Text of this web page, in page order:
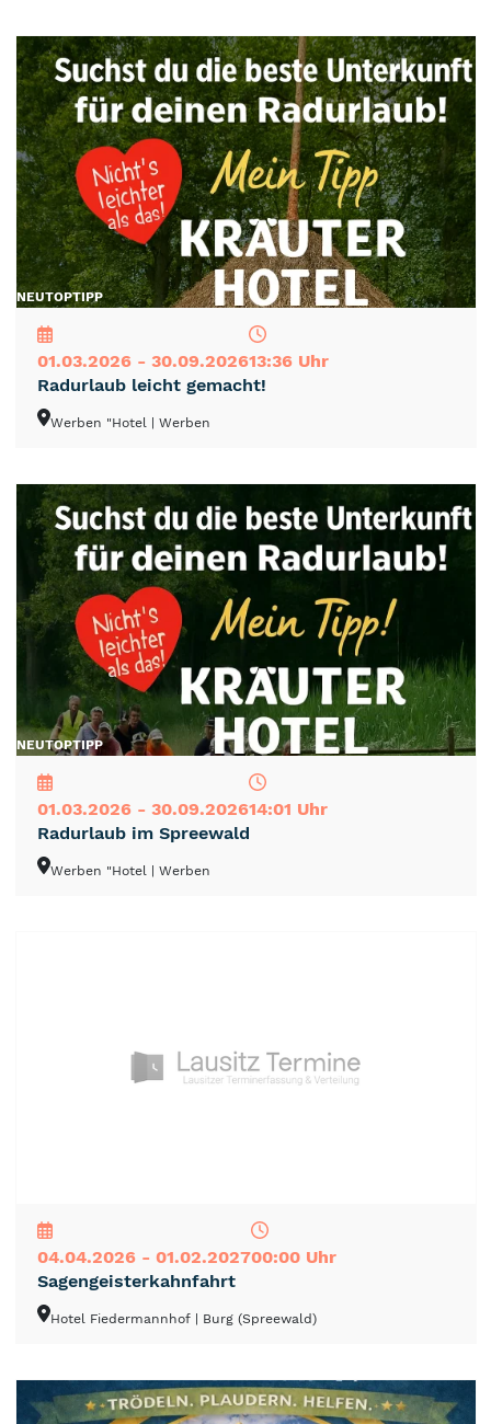
NEUTOPTIPP
01.03.2026 - 30.09.202613:36 Uhr
Radurlaub leicht gemacht!
Werben "Hotel | Werben
NEUTOPTIPP
01.03.2026 - 30.09.202614:01 Uhr
Radurlaub im Spreewald
Werben "Hotel | Werben
04.04.2026 - 01.02.202700:00 Uhr
Sagengeisterkahnfahrt
Hotel Fiedermannhof | Burg (Spreewald)